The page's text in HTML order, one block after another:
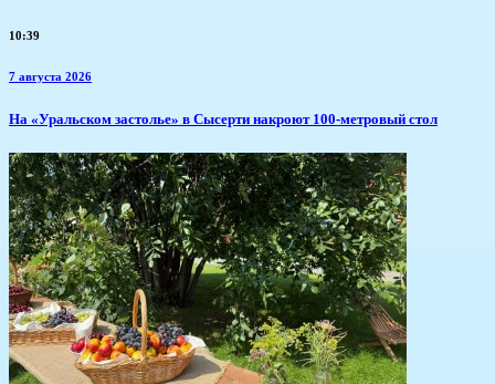
10:39
7 августа 2026
​На «Уральском застолье» в Сысерти накроют 100-метровый стол